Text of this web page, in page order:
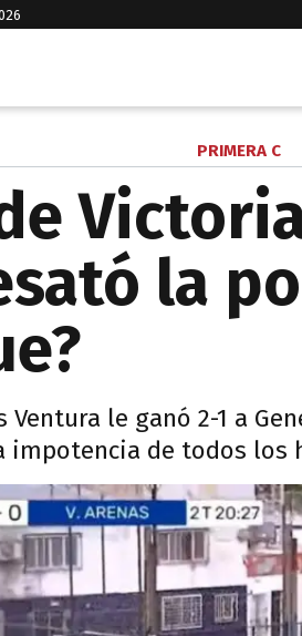
PRIMERA C
la
Ventura le ganó 2-1 a
impotencia de todos los